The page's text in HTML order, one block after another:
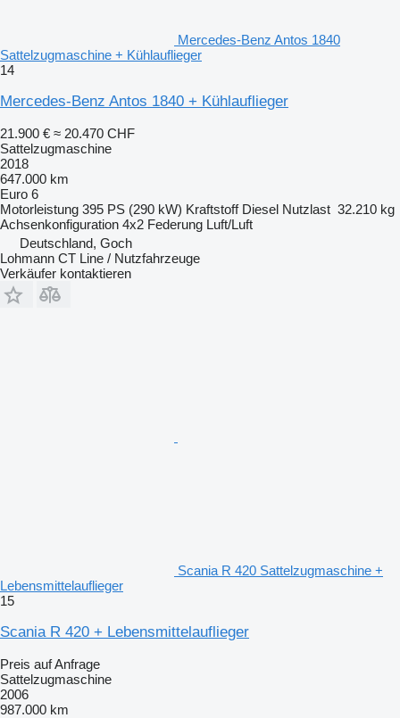
Mercedes-Benz Antos 1840
Sattelzugmaschine + Kühlauflieger
14
Mercedes-Benz Antos 1840 + Kühlauflieger
21.900 € ≈ 20.470 CHF
Sattelzugmaschine
2018
647.000 km
Euro 6
Motorleistung 395 PS (290 kW) Kraftstoff Diesel Nutzlast 32.210 kg
Achsenkonfiguration 4x2 Federung Luft/Luft
Deutschland, Goch
Lohmann CT Line / Nutzfahrzeuge
Verkäufer kontaktieren
Scania R 420 Sattelzugmaschine +
Lebensmittelauflieger
15
Scania R 420 + Lebensmittelauflieger
Preis auf Anfrage
Sattelzugmaschine
2006
987.000 km